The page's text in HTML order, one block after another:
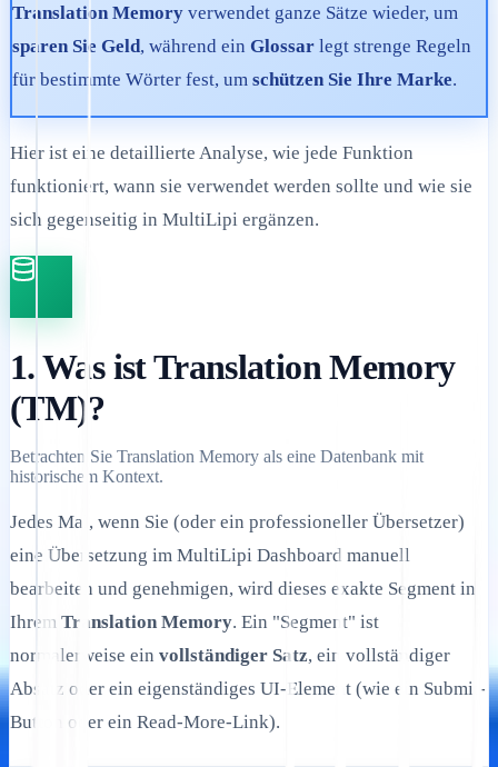
Translation Memory verwendet ganze Sätze wieder, um
sparen Sie Geld, während ein Glossar legt strenge Regeln
für bestimmte Wörter fest, um schützen Sie Ihre Marke.
Hier ist eine detaillierte Analyse, wie jede Funktion
funktioniert, wann sie verwendet werden sollte und wie sie
sich gegenseitig in MultiLipi ergänzen.
1. Was ist Translation Memory
(TM)?
Betrachten Sie Translation Memory als eine Datenbank mit
historischem Kontext.
Jedes Mal, wenn Sie (oder ein professioneller Übersetzer)
eine Übersetzung im MultiLipi Dashboard manuell
bearbeiten und genehmigen, wird dieses exakte Segment in
Ihrem Translation Memory. Ein "Segment" ist
normalerweise ein vollständiger Satz, ein vollständiger
Absatz oder ein eigenständiges UI-Element (wie ein Submit-
Button oder ein Read-More-Link).